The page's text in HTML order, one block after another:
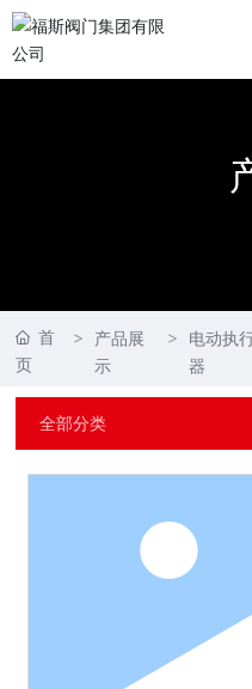
首
页
产品展
示
电动执
器
全部分类